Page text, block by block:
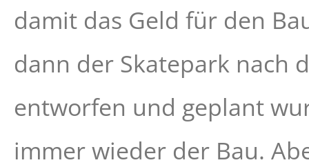
damit das Geld für den
dann der Skatepark nach
entworfen und geplant
immer wieder der Bau.